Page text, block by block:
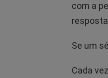
com a
Se um
Cada